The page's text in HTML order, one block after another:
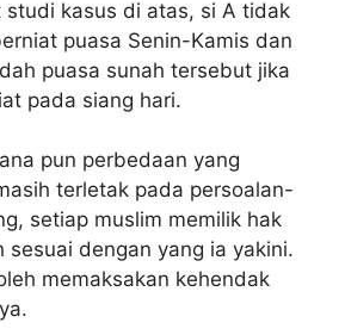
studi kasus di atas, si A tidak
puasa Senin-Kamis dan
puasa sunah tersebut jika
pada siang hari.
pun perbedaan yang
terletak pada persoalan-
setiap muslim memilik hak
sesuai dengan yang ia yakini.
memaksakan kehendak